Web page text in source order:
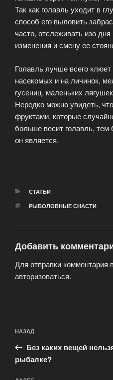
Так как голавль уходит в
способ его выловить
часто, отслеживать изо
изменения и смену ее
Голавль лучше всего
насекомых и на личинок,
гусениц, маленьких
Нередко можно увидеть,
фруктами, которые
больше весит голавль,
он является.
РУБРИКИ
СТАТЬИ
МЕТКИ
РЫБОЛОВНЫЕ СНАСТИ
Добавить
Для отправки комментария
авторизоваться.
по
записям
Предыдущая
запись:
НАЗАД
Без каких вещей
рыбалке?